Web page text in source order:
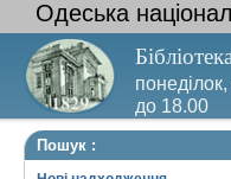
Одеська
до 18.00
Вихідний
Пошук :